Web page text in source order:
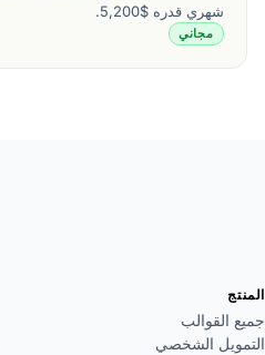
شهري قدره $5,200.
مجاني
المنتج
جميع القوالب
التمويل الشخصي